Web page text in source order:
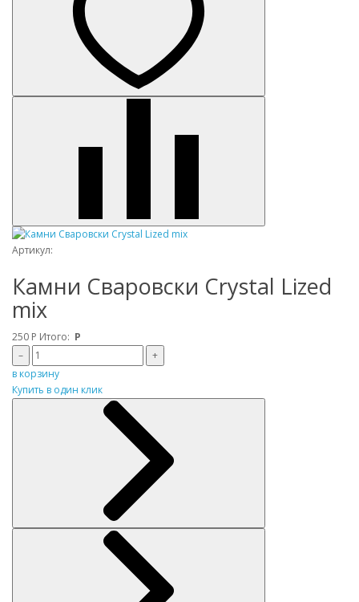
Артикул:
Камни Сваровски Crystal Lized
mix
250 Р Итого: Р
–
+
в корзину
Купить в один клик